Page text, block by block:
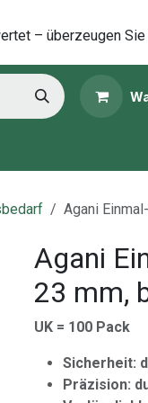
– überzeugen
Agani
Agani
23 mm,
UK = 100 Pack
Sicherheit:
Präzision: